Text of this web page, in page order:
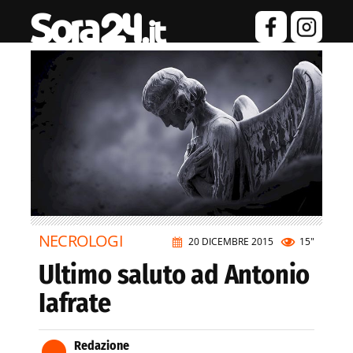
20 DICEMBRE 2015 15"
NECROLOGI
Ultimo saluto ad Antonio
Iafrate
Redazione